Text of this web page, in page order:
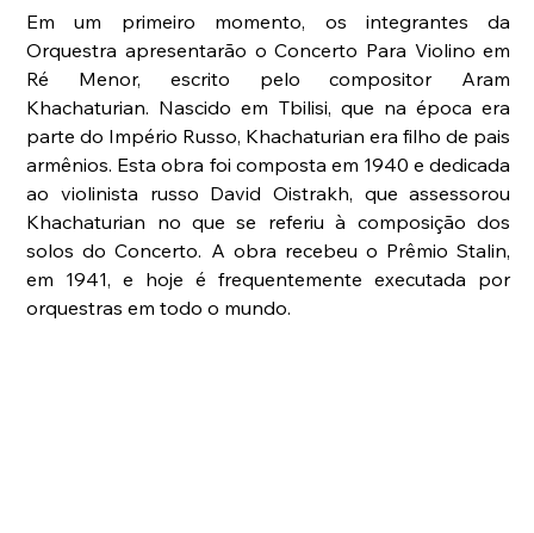
Em um primeiro momento, os integrantes da
Orquestra apresentarão o Concerto Para Violino em
Ré Menor, escrito pelo compositor Aram
Khachaturian. Nascido em Tbilisi, que na época era
parte do Império Russo, Khachaturian era filho de pais
armênios. Esta obra foi composta em 1940 e dedicada
ao violinista russo David Oistrakh, que assessorou
Khachaturian no que se referiu à composição dos
solos do Concerto. A obra recebeu o Prêmio Stalin,
em 1941, e hoje é frequentemente executada por
orquestras em todo o mundo.